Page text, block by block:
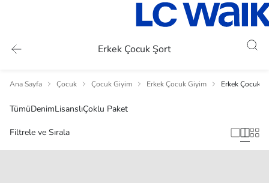
Erkek Çocuk Şort
Ana Sayfa Çocuk Çocuk Giyim Erkek Çocuk Giyim Erkek Çocuk
TümüDenimLisanslıÇoklu Paket
Filtrele ve Sırala